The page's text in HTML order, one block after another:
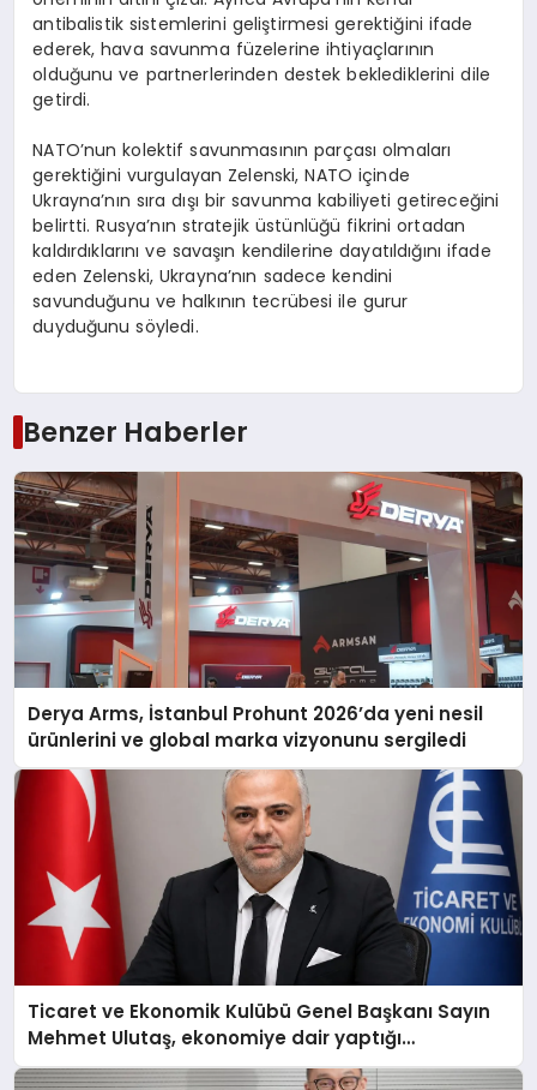
antibalistik sistemlerini geliştirmesi gerektiğini ifade
ederek, hava savunma füzelerine ihtiyaçlarının
olduğunu ve partnerlerinden destek beklediklerini dile
getirdi.
NATO’nun kolektif savunmasının parçası olmaları
gerektiğini vurgulayan Zelenski, NATO içinde
Ukrayna’nın sıra dışı bir savunma kabiliyeti getireceğini
belirtti. Rusya’nın stratejik üstünlüğü fikrini ortadan
kaldırdıklarını ve savaşın kendilerine dayatıldığını ifade
eden Zelenski, Ukrayna’nın sadece kendini
savunduğunu ve halkının tecrübesi ile gurur
duyduğunu söyledi.
Benzer Haberler
Derya Arms, İstanbul Prohunt 2026’da yeni nesil
ürünlerini ve global marka vizyonunu sergiledi
Ticaret ve Ekonomik Kulübü Genel Başkanı Sayın
Mehmet Ulutaş, ekonomiye dair yaptığı
açıklamada şunları kaydetti: